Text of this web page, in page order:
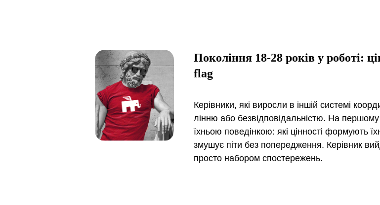
Покоління 18-28 років у роботі:
flag
Керівники, які виросли в іншій системі
лінню або безвідповідальністю. На
їхньою поведінкою: які цінності формують
змушує піти без попередження. Керівник
просто набором спостережень.